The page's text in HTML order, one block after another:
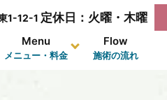
1-12-1 定休日：火曜・木曜
Menu
メニュー・料金
Flow
施術の流れ